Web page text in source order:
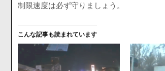
制限速度は必ず守りましょう。
こんな記事も読まれています